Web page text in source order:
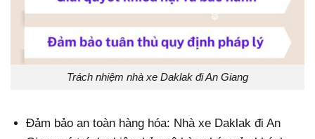
Trách nhiệm nhà xe Daklak đi An Giang
Đảm bảo an toàn hàng hóa: Nhà xe Daklak đi An